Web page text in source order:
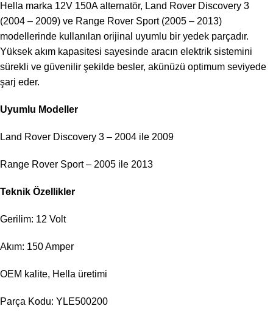
Hella marka 12V 150A alternatör, Land Rover Discovery 3
(2004 – 2009) ve Range Rover Sport (2005 – 2013)
modellerinde kullanılan orijinal uyumlu bir yedek parçadır.
Yüksek akım kapasitesi sayesinde aracın elektrik sistemini
sürekli ve güvenilir şekilde besler, akünüzü optimum seviyede
şarj eder.
Uyumlu Modeller
Land Rover Discovery 3 – 2004 ile 2009
Range Rover Sport – 2005 ile 2013
Teknik Özellikler
Gerilim: 12 Volt
Akım: 150 Amper
OEM kalite, Hella üretimi
Parça Kodu: YLE500200